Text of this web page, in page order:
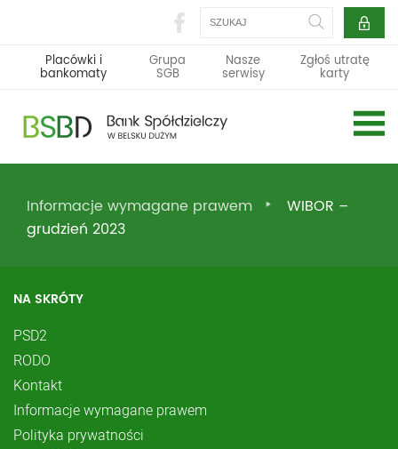
Szukaj
Placówki i
bankomaty
Grupa
SGB
Nasze
serwisy
Zgłoś utratę
karty
Informacje wymagane prawem
WIBOR –
grudzień 2023
NA SKRÓTY
PSD2
RODO
Kontakt
Informacje wymagane prawem
Polityka prywatności